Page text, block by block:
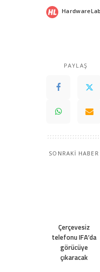
Posted
PAYLAŞ
SONRAKİ HABER
Çerçevesiz
telefonu IFA’da
görücüye
çıkaracak